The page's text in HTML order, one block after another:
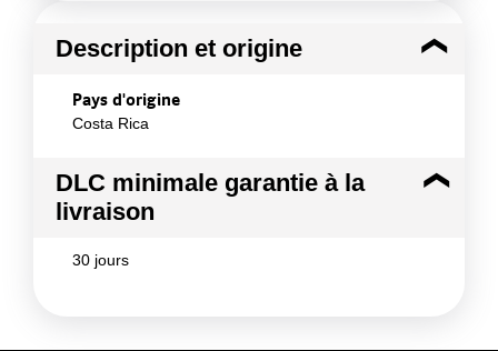
Description et origine
Pays d'origine
Costa Rica
DLC minimale garantie à la
livraison
30 jours